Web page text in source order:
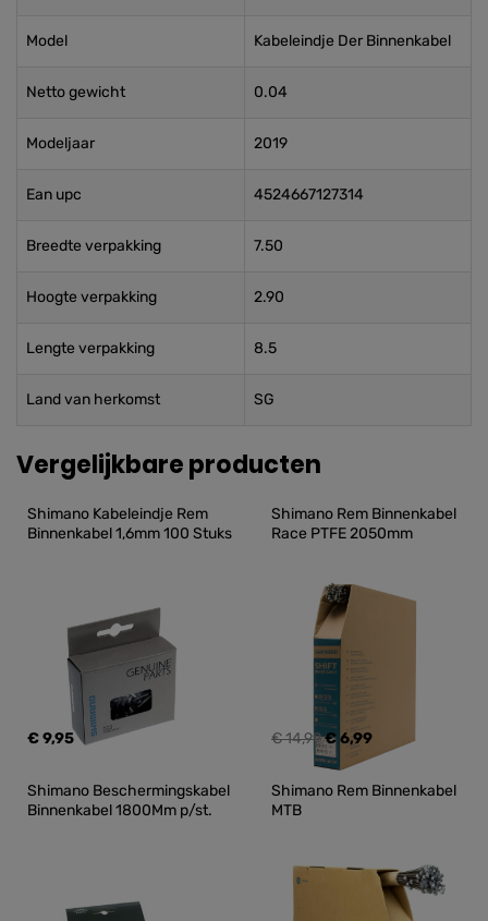
Model Kabeleindje Der Binnenkabel
Netto gewicht 0.04
Modeljaar 2019
Ean upc 4524667127314
Breedte verpakking 7.50
Hoogte verpakking 2.90
Lengte verpakking 8.5
Land van herkomst SG
Vergelijkbare producten
Shimano Kabeleindje Rem
Binnenkabel 1,6mm 100 Stuks
€ 9,95
Shimano Rem Binnenkabel
Race PTFE 2050mm
€ 14,99€ 6,99
Shimano Beschermingskabel
Binnenkabel 1800Mm p/st.
Shimano Rem Binnenkabel
MTB